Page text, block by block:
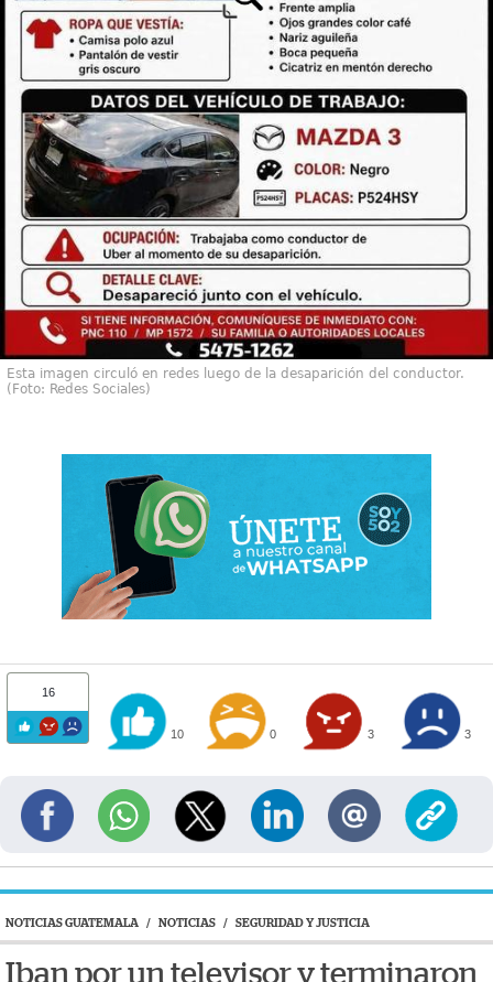
Esta imagen circuló en redes luego de la desaparición del conductor.
(Foto: Redes Sociales)
16
10 0 3 3
NOTICIAS GUATEMALA / NOTICIAS / SEGURIDAD Y JUSTICIA
Iban por un televisor y terminaron